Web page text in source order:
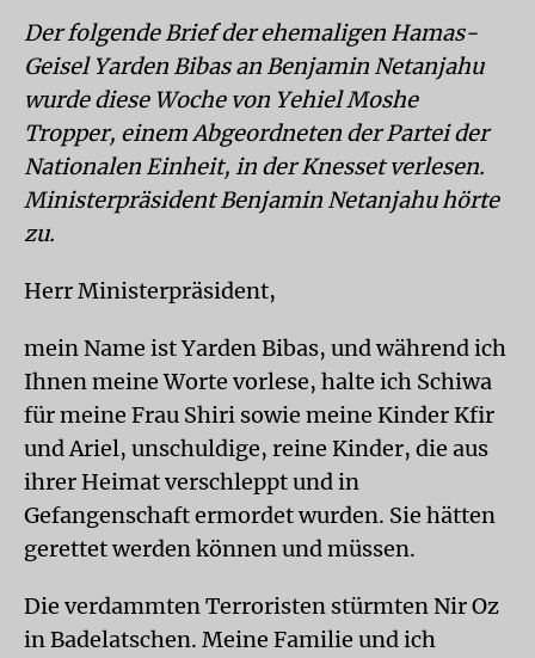
Der folgende Brief der ehemaligen Hamas-
Geisel Yarden Bibas an Benjamin Netanjahu
wurde diese Woche von Yehiel Moshe
Tropper, einem Abgeordneten der Partei der
Nationalen Einheit, in der Knesset verlesen.
Ministerpräsident Benjamin Netanjahu hörte
zu.
Herr Ministerpräsident,
mein Name ist Yarden Bibas, und während ich
Ihnen meine Worte vorlese, halte ich Schiwa
für meine Frau Shiri sowie meine Kinder Kfir
und Ariel, unschuldige, reine Kinder, die aus
ihrer Heimat verschleppt und in
Gefangenschaft ermordet wurden. Sie hätten
gerettet werden können und müssen.
Die verdammten Terroristen stürmten Nir Oz
in Badelatschen. Meine Familie und ich